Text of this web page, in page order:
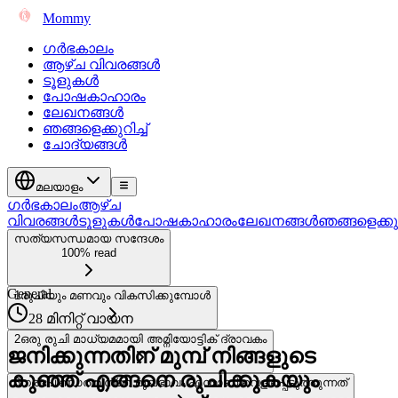
Mommy
ഗർഭകാലം
ആഴ്ച വിവരങ്ങൾ
ടൂളുകൾ
പോഷകാഹാരം
ലേഖനങ്ങൾ
ഞങ്ങളെക്കുറിച്ച്
ചോദ്യങ്ങൾ
മലയാളം
ഗർഭകാലംആഴ്ച
വിവരങ്ങൾടൂളുകൾപോഷകാഹാരംലേഖനങ്ങൾ
സത്യസന്ധമായ സന്ദേശം
100% read
1രുചിയും മണവും വികസിക്കുമ്പോൾ
2ഒരു രുചി മാധ്യമമായി അമ്നിയോട്ടിക് ദ്രാവകം
3ഗര്ഭപിണ്ഡത്തിൻ്റെ മുഖഭാവം എന്താണ് വെളിപ്പെടുത്തുന്നത്
General
28 മിനിറ്റ് വായന
ജനിക്കുന്നതിന് മുമ്പ് നിങ്ങളുടെ
കുഞ്ഞ് എങ്ങനെ രുചിക്കുകയും